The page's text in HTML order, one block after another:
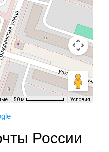
50 м Условия
России